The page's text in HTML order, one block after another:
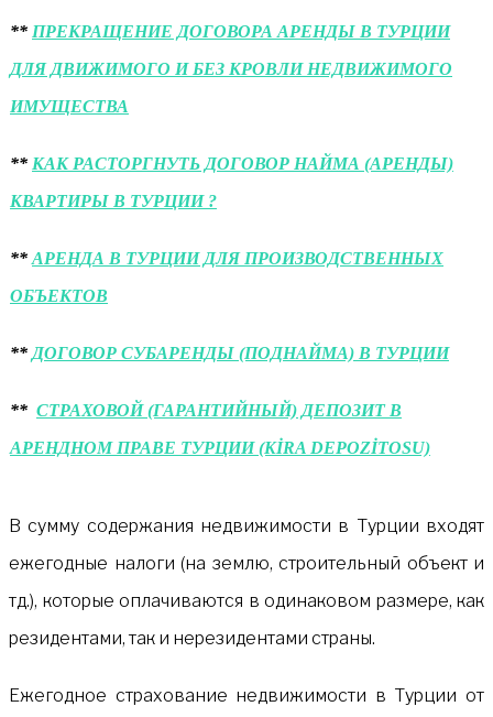
** ПРЕКРАЩЕНИЕ ДОГОВОРА АРЕНДЫ В ТУРЦИИ
ДЛЯ ДВИЖИМОГО И БЕЗ КРОВЛИ НЕДВИЖИМОГО
ИМУЩЕСТВА
** КАК РАСТОРГНУТЬ ДОГОВОР НАЙМА (АРЕНДЫ)
КВАРТИРЫ В ТУРЦИИ ?
** АРЕНДА В ТУРЦИИ ДЛЯ ПРОИЗВОДСТВЕННЫХ
ОБЪЕКТОВ
** ДОГОВОР СУБАРЕНДЫ (ПОДНАЙМА) В ТУРЦИИ
** СТРАХОВОЙ (ГАРАНТИЙНЫЙ) ДЕПОЗИТ В
АРЕНДНОМ ПРАВЕ ТУРЦИИ (KİRA DEPOZİTOSU)
В сумму содержания недвижимости в Турции входят
ежегодные налоги (на землю, строительный объект и
тд.), которые оплачиваются в одинаковом размере, как
резидентами, так и нерезидентами страны.
Ежегодное страхование недвижимости в Турции от